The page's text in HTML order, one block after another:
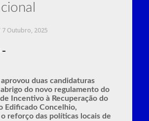
7 Outubro, 2025
–
duas candidaturas
do novo regulamento do
Incentivo à Recuperação do
Edificado Concelhio,
reforço das políticas locais de